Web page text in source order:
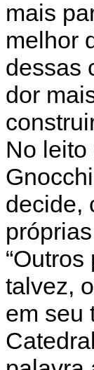
mais
melhor
dessas
dor
No leito
decide,
talvez,
em seu